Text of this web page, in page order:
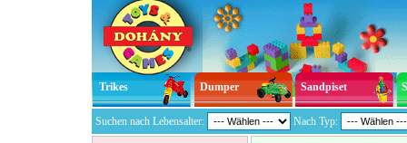
Trikes Dumper Sandpiset
Suchen nach Lebensalter: Nach Typ: